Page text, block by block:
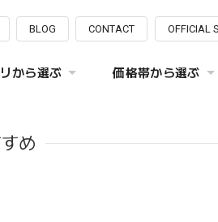
BLOG CONTACT OFFICIAL
から選ぶ 価格帯から選ぶ
め